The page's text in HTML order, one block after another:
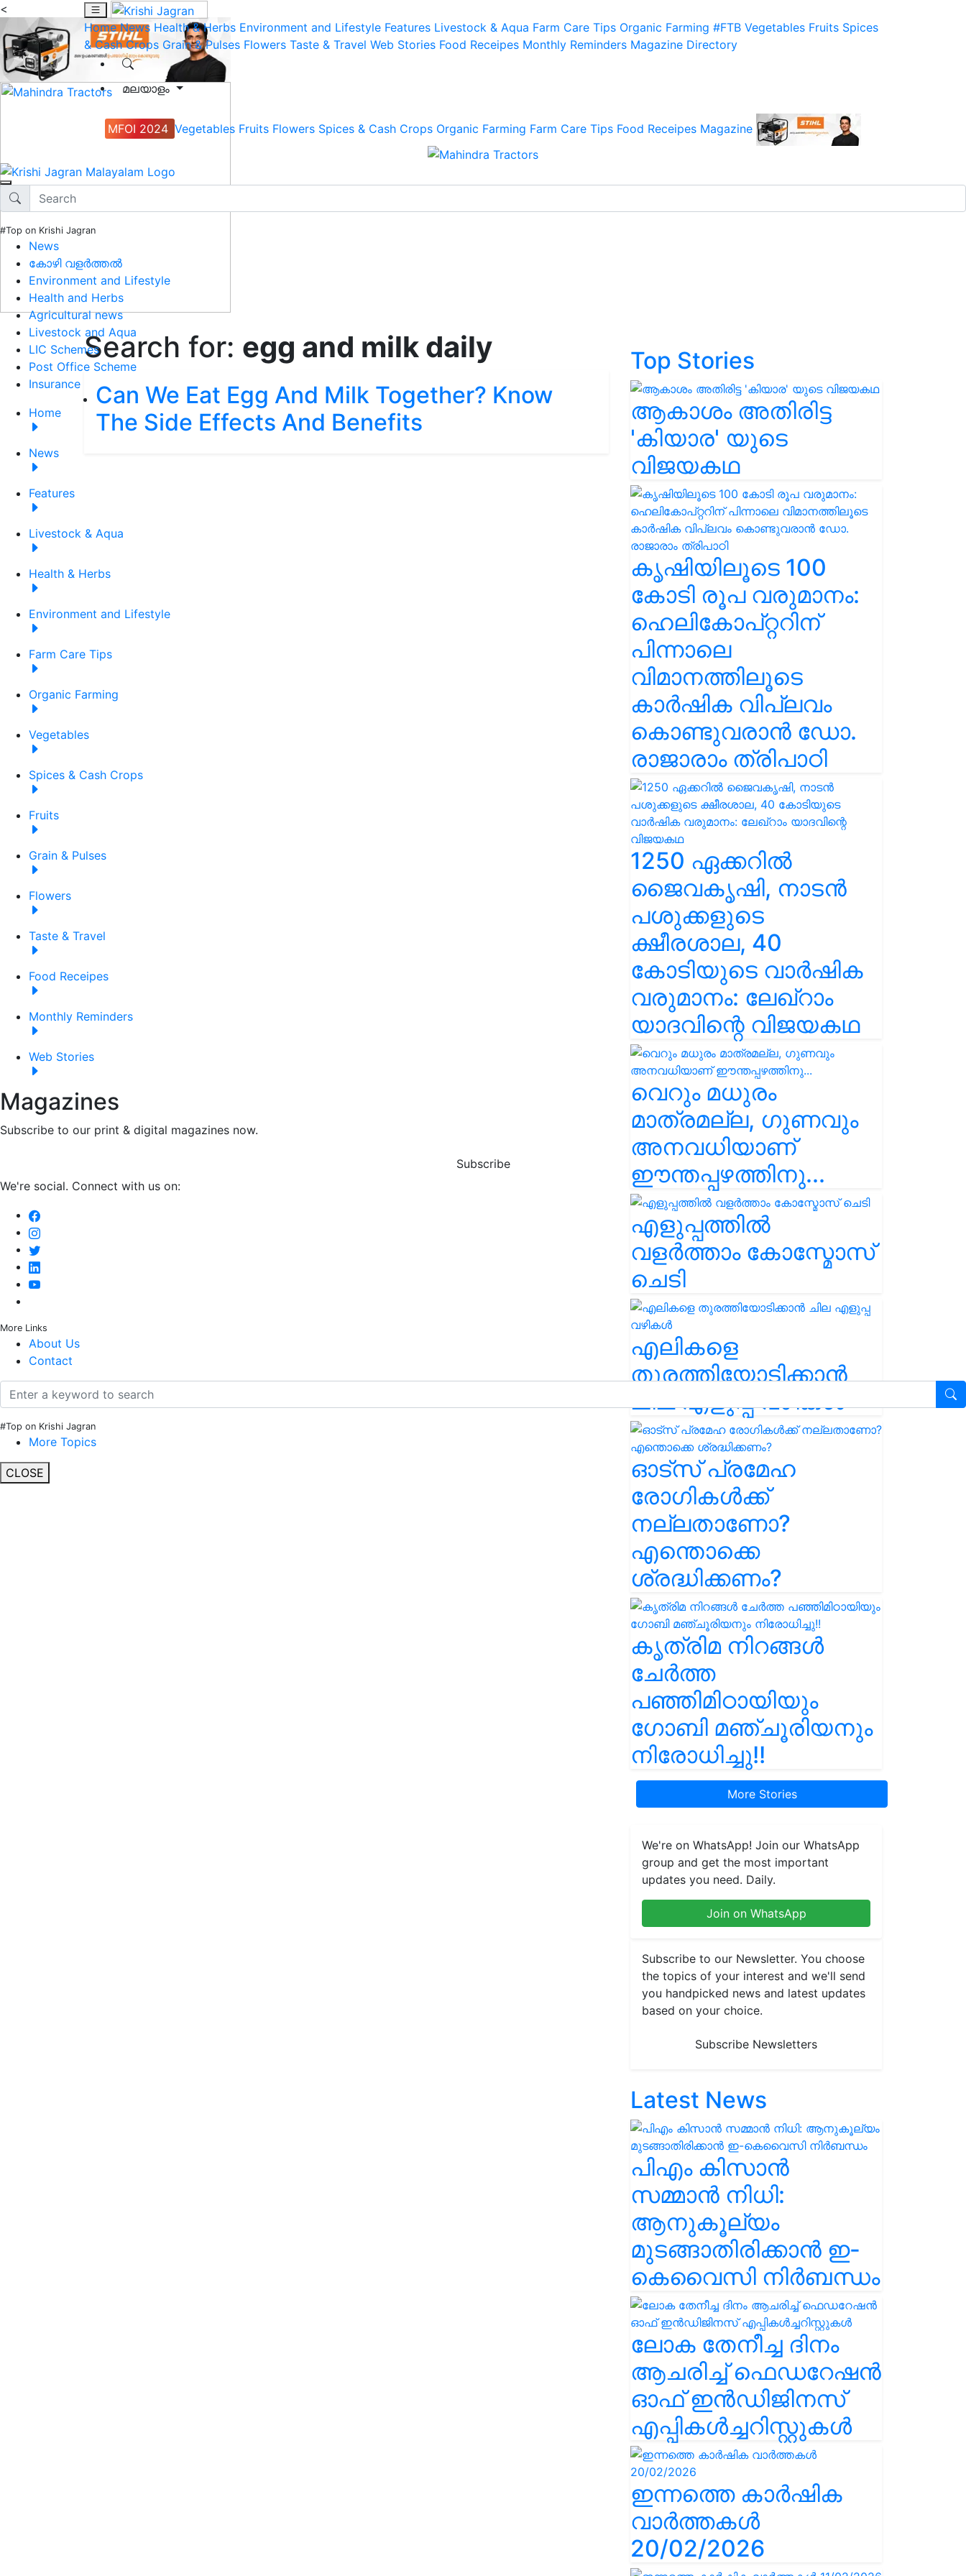
<
Home News Health & Herbs Environment and Lifestyle Features Livestock & Aqua Farm Care Tips Organic Farming #FTB Vegetables Fruits Spices
& Cash Crops Grain & Pulses Flowers Taste & Travel Web Stories Food Receipes Monthly Reminders Magazine Directory
മലയാളം
MFOI 2024 Vegetables Fruits Flowers Spices & Cash Crops Organic Farming Farm Care Tips Food Receipes Magazine
#Top on Krishi Jagran
News
കോഴി വളർത്തൽ
Environment and Lifestyle
Health and Herbs
Agricultural news
Livestock and Aqua
LIC Schemes
Post Office Scheme
Insurance
Home
News
Features
Livestock & Aqua
Health & Herbs
Environment and Lifestyle
Farm Care Tips
Organic Farming
Vegetables
Spices & Cash Crops
Fruits
Grain & Pulses
Flowers
Taste & Travel
Food Receipes
Monthly Reminders
Web Stories
Magazines
Subscribe to our print & digital magazines now.
Subscribe
We're social. Connect with us on:
More Links
About Us
Contact
#Top on Krishi Jagran
More Topics
CLOSE
Search for: egg and milk daily
Can We Eat Egg And Milk Together? Know
The Side Effects And Benefits
Top Stories
ആകാശം അതിരിട്ട
'കിയാര' യുടെ
വിജയകഥ
കൃഷിയിലൂടെ 100
കോടി രൂപ വരുമാനം:
ഹെലികോപ്റ്ററിന്
പിന്നാലെ
വിമാനത്തിലൂടെ
കാർഷിക വിപ്ലവം
കൊണ്ടുവരാൻ ഡോ.
രാജാരാം ത്രിപാഠി
1250 ഏക്കറിൽ
ജൈവകൃഷി, നാടൻ
പശുക്കളുടെ
ക്ഷീരശാല, 40
കോടിയുടെ വാർഷിക
വരുമാനം: ലേഖ്‌റാം
യാദവിന്റെ വിജയകഥ
വെറും മധുരം
മാത്രമല്ല, ഗുണവും
അനവധിയാണ്
ഈന്തപ്പഴത്തിനു...
എളുപ്പത്തിൽ
വളർത്താം കോസ്മോസ്
ചെടി
എലികളെ
തുരത്തിയോടിക്കാൻ
ചില എളുപ്പ വഴികൾ
ഓട്സ് പ്രമേഹ
രോഗികൾക്ക്
നല്ലതാണോ?
എന്തൊക്കെ
ശ്രദ്ധിക്കണം?
കൃത്രിമ നിറങ്ങൾ
ചേർത്ത
പഞ്ഞിമിഠായിയും
ഗോബി മഞ്ചൂരിയനും
നിരോധിച്ചു!!
More Stories
We're on WhatsApp! Join our WhatsApp
group and get the most important
updates you need. Daily.
Join on WhatsApp
Subscribe to our Newsletter. You choose
the topics of your interest and we'll send
you handpicked news and latest updates
based on your choice.
Subscribe Newsletters
Latest News
പിഎം കിസാൻ
സമ്മാൻ നിധി:
ആനുകൂല്യം
മുടങ്ങാതിരിക്കാൻ ഇ-
കെവൈസി നിർബന്ധം
ലോക തേനീച്ച ദിനം
ആചരിച്ച് ഫെഡറേഷൻ
ഓഫ് ഇൻഡിജിനസ്
എപ്പികൾച്ചറിസ്റ്റുകൾ
ഇന്നത്തെ കാർഷിക
വാർത്തകൾ
20/02/2026